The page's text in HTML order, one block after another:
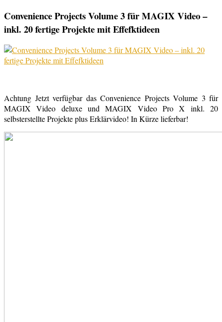
Convenience Projects Volume 3 für MAGIX Video –
inkl. 20 fertige Projekte mit Effefktideen
Achtung Jetzt verfügbar das Convenience Projects Volume 3 für
MAGIX Video deluxe und MAGIX Video Pro X inkl. 20
selbsterstellte Projekte plus Erklärvideo! In Kürze lieferbar!